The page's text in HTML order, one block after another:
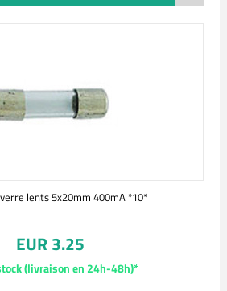
lents 5x20mm 400mA *10*
EUR 3.25
(livraison en 24h-48h)*